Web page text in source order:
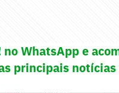
no WhatsApp e
principais notícias